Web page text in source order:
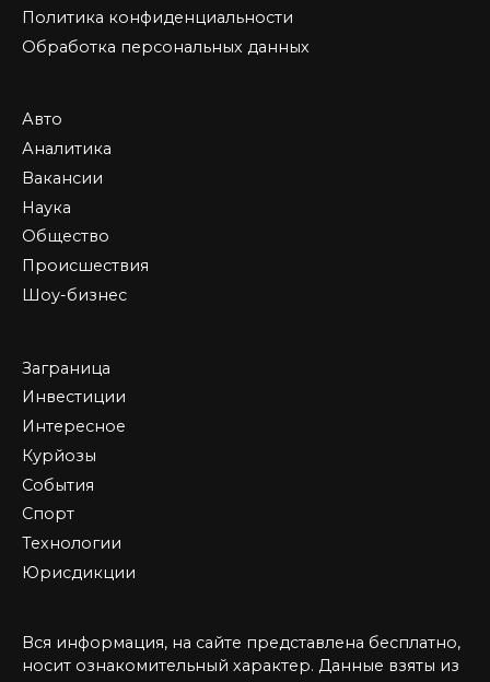
Политика конфиденциальности
Обработка персональных данных
Авто
Аналитика
Вакансии
Наука
Общество
Происшествия
Шоу-бизнес
Заграница
Инвестиции
Интересное
Курйозы
События
Спорт
Технологии
Юрисдикции
Вся информация, на сайте представлена бесплатно,
носит ознакомительный характер. Данные взяты из